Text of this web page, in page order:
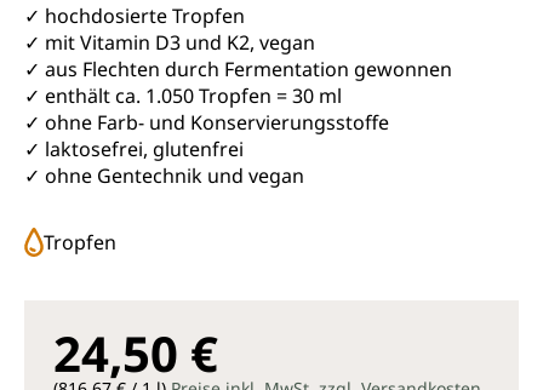
✓ hochdosierte Tropfen
✓ mit Vitamin D3 und K2, vegan
✓ aus Flechten durch Fermentation gewonnen
✓ enthält ca. 1.050 Tropfen = 30 ml
✓ ohne Farb- und Konservierungsstoffe
✓ laktosefrei, glutenfrei
✓ ohne Gentechnik und vegan
Tropfen
24,50 €